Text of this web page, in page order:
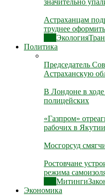
значительно
Астраханцам
труднее
Экология
Политика
Председатель
Астраханскую
В Лондоне в ходе
полицейских
«Газпром»
рабочих в Якутии
Мосгорсуд
Ростовчане
режима
Митинги
Экономика